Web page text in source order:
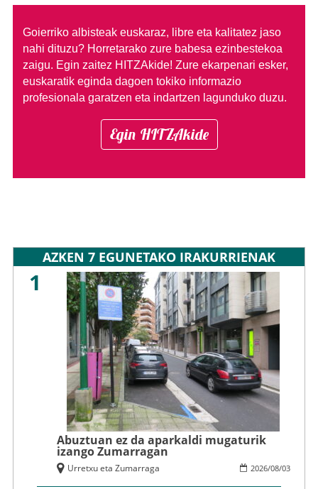
Goierriko albisteak euskaraz, libre eta kalitatez jaso
nahi dituzu? Horretarako zure babesa ezinbestekoa
zaigu. Egin zaitez HITZAkide! Zure ekarpenari esker,
euskaratik eginda dagoen tokiko informazio
profesionala garatzen eta indartzen lagunduko duzu.
Egin HITZAkide
AZKEN 7 EGUNETAKO IRAKURRIENAK
1
Abuztuan ez da aparkaldi mugaturik
izango Zumarragan
2026/08/03
Urretxu eta Zumarraga